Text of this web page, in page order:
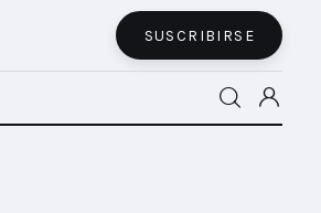
SUSCRIBIRSE